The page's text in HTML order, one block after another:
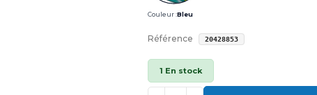
Couleur :Bleu
Référence 20428853
1 En stock